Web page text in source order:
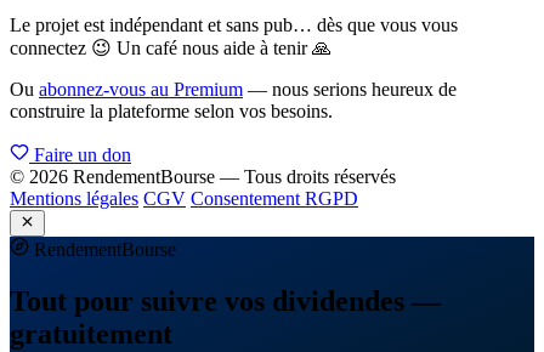
Le projet est indépendant et sans pub… dès que vous vous
connectez 😉 Un café nous aide à tenir 🙏
Ou abonnez-vous au Premium — nous serions heureux de
construire la plateforme selon vos besoins.
Faire un don
© 2026 RendementBourse — Tous droits réservés
Mentions légales CGV Consentement RGPD
RendementBourse
Tout pour suivre vos dividendes —
gratuitement